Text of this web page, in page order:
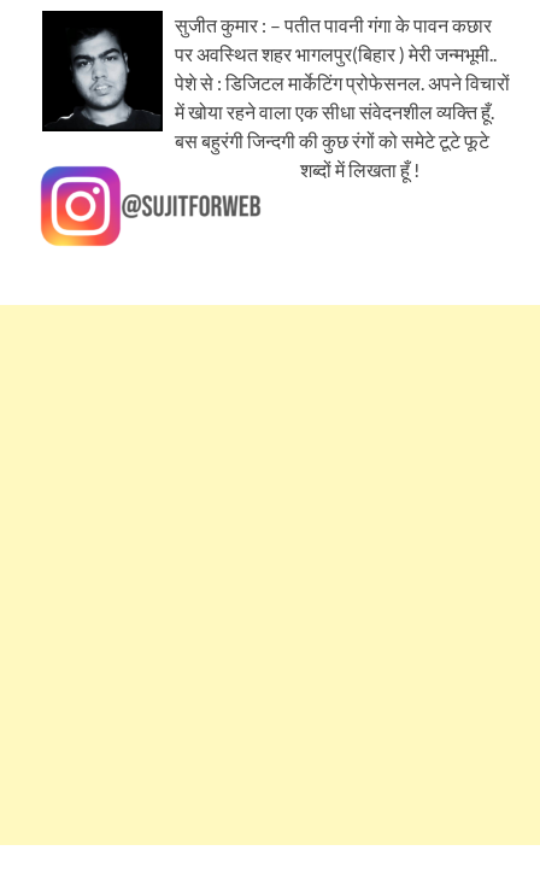
सुजीत कुमार : – पतीत पावनी गंगा के पावन कछार
पर अवस्थित शहर भागलपुर(बिहार ) मेरी जन्मभूमी..
पेशे से : डिजिटल मार्केटिंग प्रोफेसनल. अपने विचारों
में खोया रहने वाला एक सीधा संवेदनशील व्यक्ति हूँ.
बस बहुरंगी जिन्दगी की कुछ रंगों को समेटे टूटे फूटे
शब्दों में लिखता हूँ !